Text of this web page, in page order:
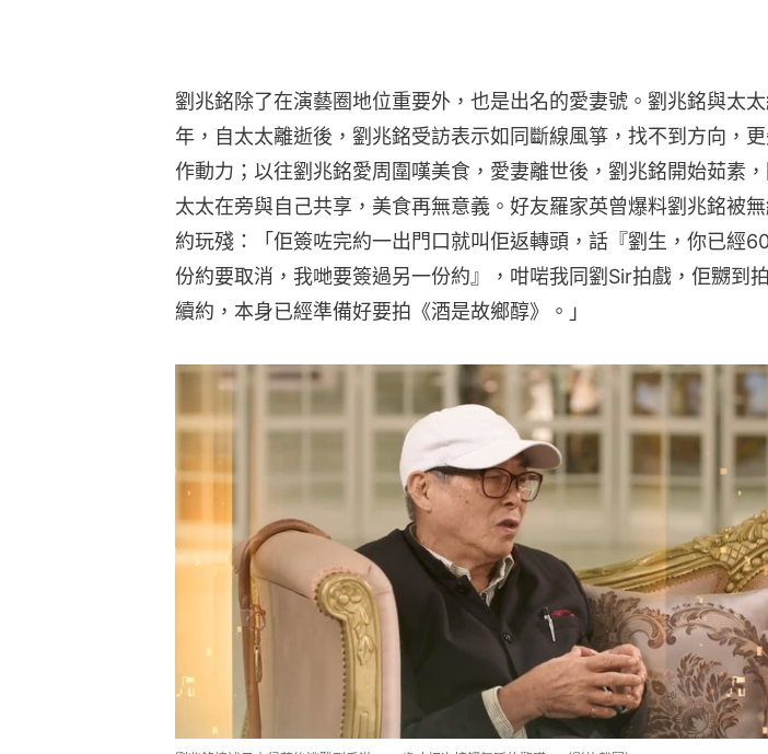
劉兆銘除了在演藝圈地位重要外，也是出名的愛妻號。劉兆銘與太
年，自太太離逝後，劉兆銘受訪表示如同斷線風箏，找不到方向，
作動力；以往劉兆銘愛周圍嘆美食，愛妻離世後，劉兆銘開始茹素
太太在旁與自己共享，美食再無意義。好友羅家英曾爆料劉兆銘被
約玩殘：「佢簽咗完約一出門口就叫佢返轉頭，話『劉生，你已經
份約要取消，我哋要簽過另一份約』，咁啱我同劉Sir拍戲，佢嬲到
續約，本身已經準備好要拍《酒是故鄉醇》。」